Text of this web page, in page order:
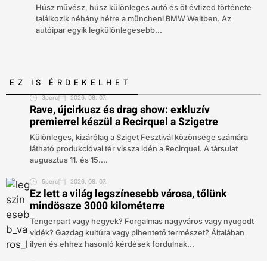
Húsz művész, húsz különleges autó és öt évtized története
találkozik néhány hétre a müncheni BMW Weltben. Az
autóipar egyik legkülönlegesebb...
EZ IS ÉRDEKELHET
3perc 2026. 08. 07.
Rave, újcirkusz és drag show: exkluzív
premierrel készül a Recirquel a Szigetre
Különleges, kizárólag a Sziget Fesztivál közönsége számára
látható produkcióval tér vissza idén a Recirquel. A társulat
augusztus 11. és 15....
5perc 2026. 08. 07.
Ez lett a világ legszínesebb városa, tőlünk
mindössze 3000 kilométerre
Tengerpart vagy hegyek? Forgalmas nagyváros vagy nyugodt
vidék? Gazdag kultúra vagy pihentető természet? Általában
ilyen és ehhez hasonló kérdések fordulnak...